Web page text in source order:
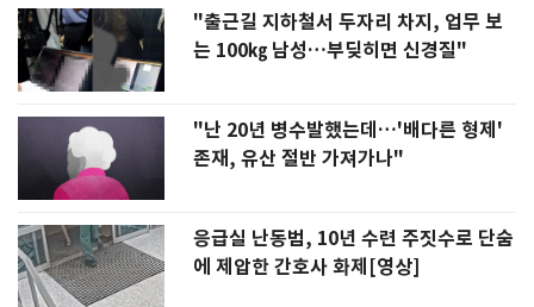
"출근길 지하철서 두자리 차지, 업무 보
는 100㎏ 남성…부딪히면 신경질"
"난 20년 병수발했는데…'배다른 형제'
존재, 유산 절반 가져가나"
응급실 난동범, 10년 수련 주짓수로 단숨
에 제압한 간호사 화제[영상]